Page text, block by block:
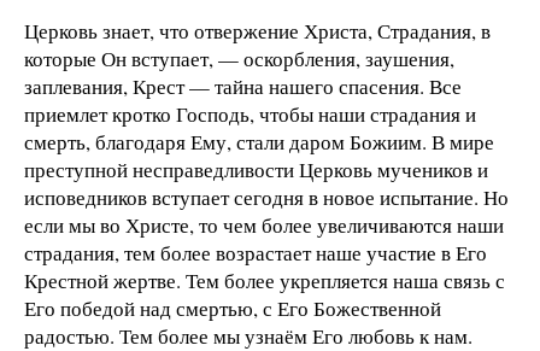
Церковь знает, что отвержение Христа, Страдания, в
которые Он вступает, — оскорбления, заушения,
заплевания, Крест — тайна нашего спасения. Все
приемлет кротко Господь, чтобы наши страдания и
смерть, благодаря Ему, стали даром Божиим. В мире
преступной несправедливости Церковь мучеников и
исповедников вступает сегодня в новое испытание. Но
если мы во Христе, то чем более увеличиваются наши
страдания, тем более возрастает наше участие в Его
Крестной жертве. Тем более укрепляется наша связь с
Его победой над смертью, с Его Божественной
радостью. Тем более мы узнаём Его любовь к нам.